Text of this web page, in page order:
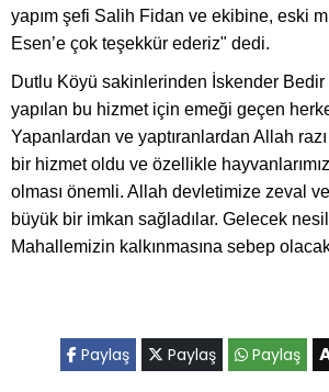
yapım şefi Salih Fidan ve ekibine, eski
Esen’e çok teşekkür ederiz" dedi.
Dutlu Köyü sakinlerinden İskender
yapılan bu hizmet için emeği geçen
Yapanlardan ve yaptıranlardan Allah
bir hizmet oldu ve özellikle
olması önemli. Allah devletimize zeval
büyük bir imkan sağladılar. Gelecek
Mahallemizin kalkınmasına sebep
Paylaş Paylaş Paylaş